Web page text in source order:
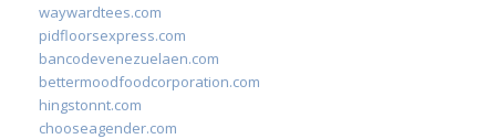
waywardtees.com
pidfloorsexpress.com
bancodevenezuelaen.com
bettermoodfoodcorporation.com
hingstonnt.com
chooseagender.com